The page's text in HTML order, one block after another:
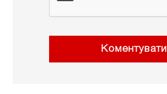
Коментувати